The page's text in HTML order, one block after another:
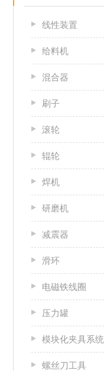
线性装置
给料机
混合器
刷子
滚轮
辊轮
焊机
研磨机
减震器
滑环
电磁铁线圈
压力罐
模块化夹具系统
螺丝刀工具